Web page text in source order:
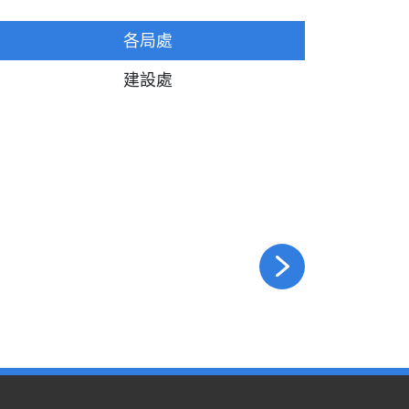
各局處
建設處